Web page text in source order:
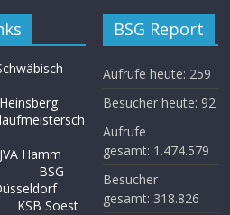
Heinsberg
Hamm
BSG
KSB Soest
BSG Report
Aufrufe heute: 259
Besucher heute: 92
Aufrufe
gesamt: 1.474.579
Besucher
gesamt: 318.826